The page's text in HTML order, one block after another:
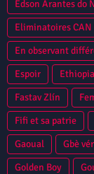
Edson Arantes do
Eliminatoires
En observant
Espoir
Ethiopia
Fastav Zlín
Fifi et sa patrie
Gaoual
Gbè
Golden Boy